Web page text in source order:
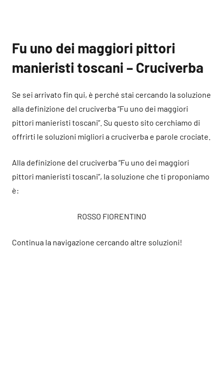
Fu uno dei maggiori pittori
manieristi toscani – Cruciverba
Se sei arrivato fin qui, è perché stai cercando la soluzione
alla definizione del cruciverba “Fu uno dei maggiori
pittori manieristi toscani”. Su questo sito cerchiamo di
offrirti le soluzioni migliori a cruciverba e parole crociate.
Alla definizione del cruciverba “Fu uno dei maggiori
pittori manieristi toscani”, la soluzione che ti proponiamo
è:
ROSSO FIORENTINO
Continua la navigazione cercando altre soluzioni!